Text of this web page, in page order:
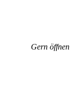
Gern